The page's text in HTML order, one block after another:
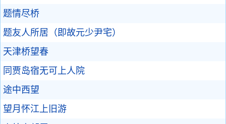
题情尽桥
题友人所居（即故元少尹宅）
天津桥望春
同贾岛宿无可上人院
途中西望
望月怀江上旧游